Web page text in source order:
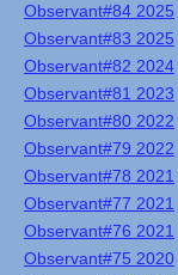
Observant#84 2025
Observant#83 2025
Observant#82 2024
Observant#81 2023
Observant#80 2022
Observant#79 2022
Observant#78 2021
Observant#77 2021
Observant#76 2021
Observant#75 2020